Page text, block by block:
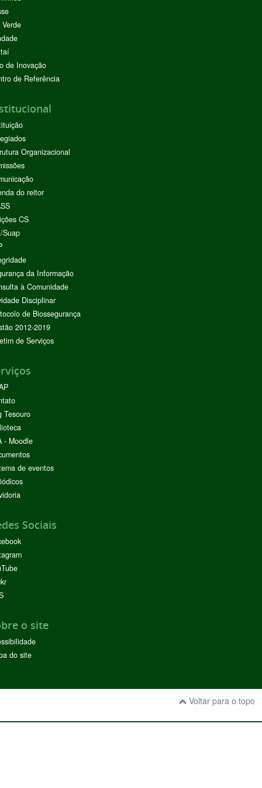
de Inovação
de Referência
Organizacional
do reitor
CS
Suap
da Informação
à Comunidade
Disciplinar
de Biossegurança
2012-2019
de Serviços
Tesouro
- Moodle
de eventos
Sociais
o site
do site
Voltar para o topo